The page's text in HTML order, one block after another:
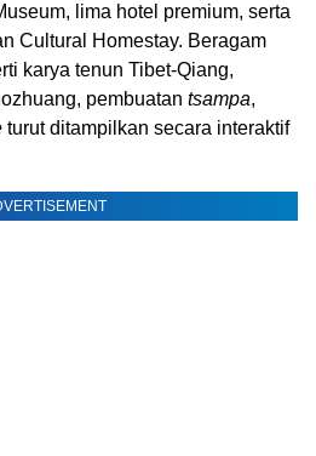
lima hotel premium, serta
Cultural Homestay. Beragam
karya tenun Tibet-Qiang,
pembuatan tsampa,
turut ditampilkan secara interaktif